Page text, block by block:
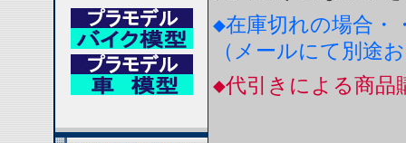
◆在庫切れの場合・
（メールにて別途
◆代引きによる商品